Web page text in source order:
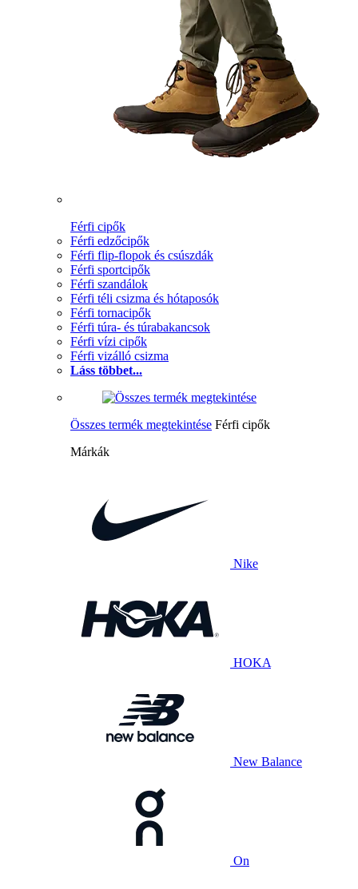
Férfi cipők
Férfi edzőcipők
Férfi flip-flopok és csúszdák
Férfi sportcipők
Férfi szandálok
Férfi téli csizma és hótaposók
Férfi tornacipők
Férfi túra- és túrabakancsok
Férfi vízi cipők
Férfi vizálló csizma
Láss többet...
Összes termék megtekintése Férfi cipők
Márkák
Nike
HOKA
New Balance
On